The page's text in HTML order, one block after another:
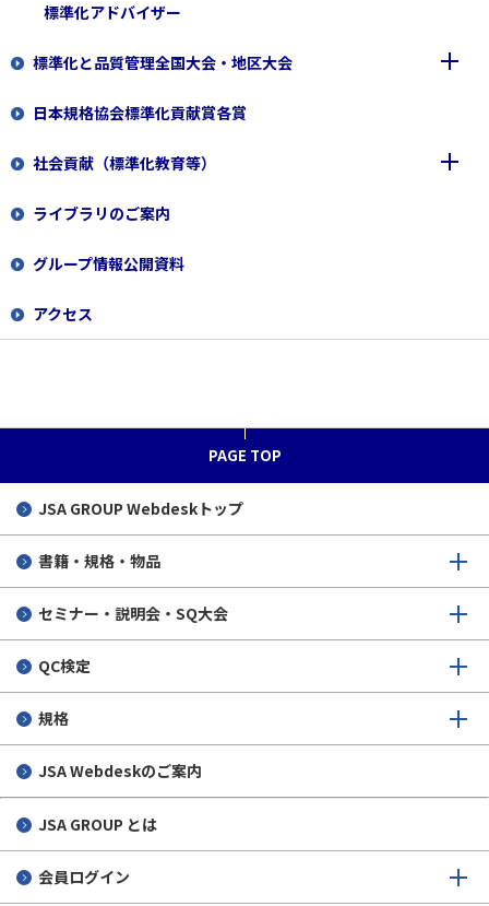
標準化アドバイザー
標準化と品質管理全国大会・地区大会
2026
全国大会2026
地区大会2026
2025
全国大会2025
地区大会2025
2024
全国大会2024
地区大会2024
日本規格協会標準化貢献賞各賞
社会貢献（標準化教育等）
標準化教育の支援
企業・大学対象
標準化教育教材
小・中・高・高専対象
標準化教室出前授業の募集
生徒さんの声
実施実績
個人情報保護について
当協会が助成する寄付講座
「くるみんマーク」の取得
ライブラリのご案内
グループ情報公開資料
アクセス
PAGE TOP
JSA GROUP Webdeskトップ
書籍・規格・物品
セミナー・説明会・SQ大会
QC検定
規格
JSA Webdeskのご案内
JSA GROUP とは
会員ログイン